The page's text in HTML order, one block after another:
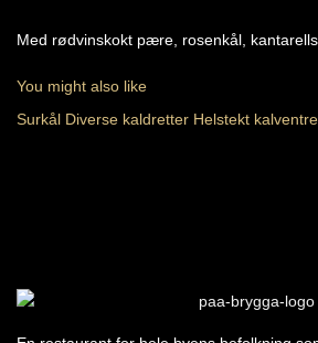
Med rødvinskokt pære, rosenkål,
You might also like
Surkål Diverse kaldretter Helstekt